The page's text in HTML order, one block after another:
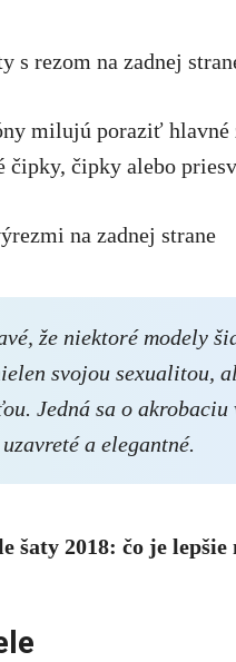
s rezom na zadnej
milujú poraziť
čipky, čipky alebo
na zadnej strane
že niektoré modely
svojou sexualitou,
Jedná sa o
a elegantné.
šaty 2018: čo je lepšie